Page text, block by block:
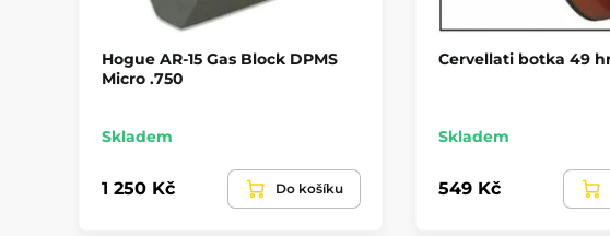
Hogue AR-15 Gas Block DPMS
Micro .750
Skladem
1 250 Kč Do košíku
Cervellati botka 49
Skladem
549 Kč